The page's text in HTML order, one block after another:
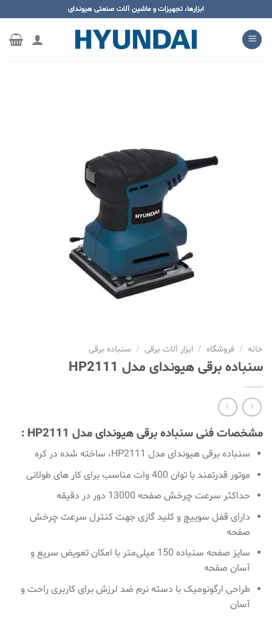
محتوا
بروید
ابزارها، تجهیزات و ماشین آلات صنعتی هیوندای
خانه / فروشگاه / ابزار آلات برقی / سنباده برقی
سنباده برقی هیوندای مدل HP2111
مشخصات فنی سنباده برقی هیوندای مدل HP2111 :
سنباده برقی هیوندای مدل HP2111، ساخته شده در کره
موتور قدرتمند با توان 400 وات مناسب برای کار های طولانی
حداکثر سرعت چرخش صفحه 13000 دور در دقیقه
دارای قفل سوییچ و کلید گازی جهت کنترل سرعت چرخش
صفحه
سایز صفحه سنباده 150 میلی‌متر با امکان تعویض سریع و
آسان صفحه
طراحی ارگونومیک با دسته نرم ضد لرزش برای کاربری راحت و
آسان